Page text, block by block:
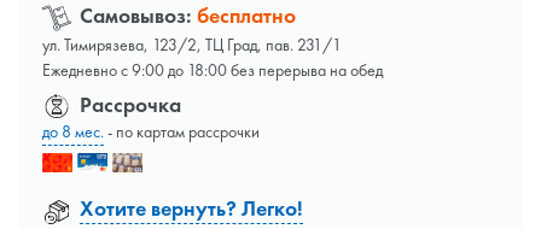
Самовывоз: бесплатно
ул. Тимирязева, 123/2, ТЦ Град, пав. 231/1
Ежедневно с 9:00 до 18:00 без перерыва на обед
Рассрочка
до 8 мес.- по картам рассрочки
Хотите вернуть? Легко!